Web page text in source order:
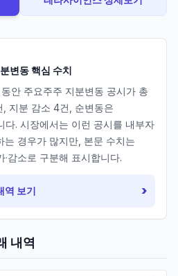
변동 핵심 수치
안 주요주주 지분변동 공시가 총
, 지분 감소 4건, 순변동은
다. 시장에서는 이런 공시를 내부자
는 경우가 많지만, 본문 수치는
감소로 구분해 표시합니다.
역 보기 ›
내역